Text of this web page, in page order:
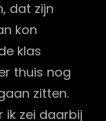
dat zijn
kon
klas
thuis nog
zitten.
ik zei daarbij